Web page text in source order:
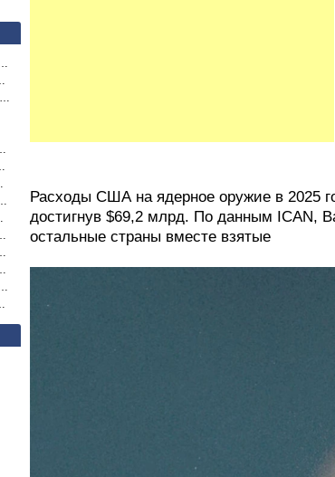
Расходы США на ядерное оружие в 2025
достигнув $69,2 млрд. По данным ICAN,
остальные страны вместе взятые